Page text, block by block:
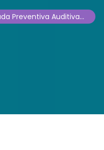
Preventiva Auditiva…